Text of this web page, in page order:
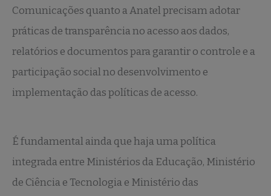
Comunicações quanto a Anatel precisam adotar
práticas de transparência no acesso aos dados,
relatórios e documentos para garantir o controle e a
participação social no desenvolvimento e
implementação das políticas de acesso.
É fundamental ainda que haja uma política
integrada entre Ministérios da Educação, Ministério
de Ciência e Tecnologia e Ministério das